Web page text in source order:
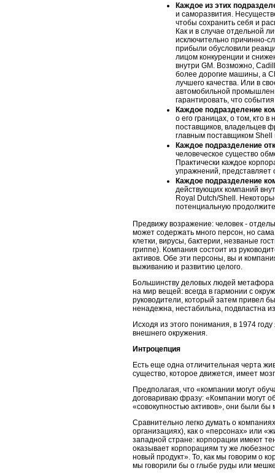
Каждое из этих
и саморазвития.
чтобы сохранить себя и
Как и в случае отдельной
исключительно причинно-
прибыли обусловили
лицом конкуренции и
внутри GM. Возможно,
более дорогие машины, a
лучшего качества. Или в
автомобильной
гарантировать, что
Каждое подразделение
о его границах, о том, кто
поставщиков, владельцев
главным поставщиком Shell
Каждое подразделение
человеческое существо
Практически каждое
упражнений,
Каждое подразделение
действующих компаний
Royal Dutch/Shell.
потенциальную
Предвижу возражение: человек -
может содержать много персон, но
клетки, вирусы, бактерии, незваные
гриппе). Компания состоит из
активов. Обе эти персоны, вы и
выживанию и развитию целого.
Большинству деловых людей
на мир вещей: всегда в гармонии с
руководители, который затем привел
ненадежна, нестабильна,
Исходя из этого понимания, в 1974
внешнего окружения.
Интроцепция
Есть еще одна отличительная черта
существо, которое движется, имеет
Предполагая, что «компании могут
договариваю фразу: «Компании могут
«совокупностью активов», они были
Сравнительно легко думать о
организациях), как о «персонах» или
западной стране: корпорации имеют
оказывает корпорациям ту же
новый продукт». То, как мы говорим о
мы говорили бы о глыбе руды или